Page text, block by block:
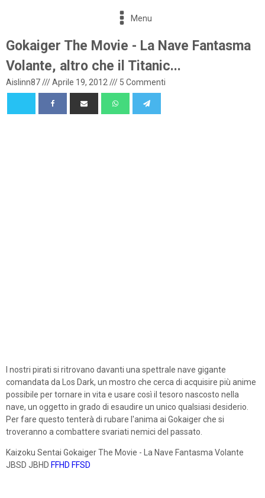
Menu
Gokaiger The Movie - La Nave Fantasma
Volante, altro che il Titanic...
Aislinn87///Aprile 19, 2012 /// 5 Commenti
I nostri pirati si ritrovano davanti una spettrale nave gigante
comandata da Los Dark, un mostro che cerca di acquisire più anime
possibile per tornare in vita e usare così il tesoro nascosto nella
nave, un oggetto in grado di esaudire un unico qualsiasi desiderio.
Per fare questo tenterà di rubare l'anima ai Gokaiger che si
troveranno a combattere svariati nemici del passato.
Kaizoku Sentai Gokaiger The Movie - La Nave Fantasma Volante
JBSD JBHD FFHD FFSD